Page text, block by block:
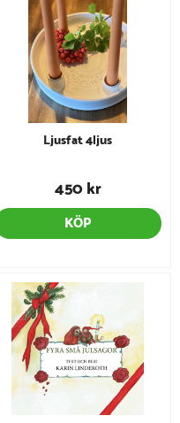
Ljusfat 4ljus
450 kr
KÖP